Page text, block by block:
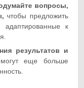
вопросы,
чтобы предложить
адаптированные к
результатов и
могут еще больше